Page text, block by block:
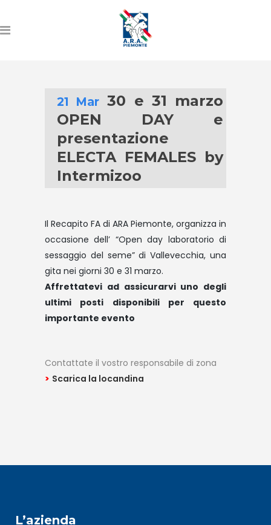
21 Mar 30 e 31 marzo
OPEN DAY e
presentazione
ELECTA FEMALES by
Intermizoo
Il Recapito FA di ARA Piemonte, organizza in
occasione dell’ “Open day laboratorio di
sessaggio del seme” di Vallevecchia, una
gita nei giorni 30 e 31 marzo.
Affrettatevi ad assicurarvi uno degli
ultimi posti disponibili per questo
importante evento
Contattate il vostro responsabile di zona
> Scarica la locandina
L’azienda